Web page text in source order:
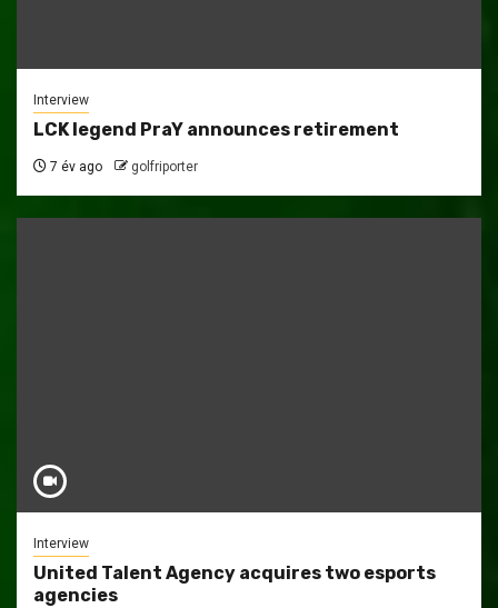
Interview
LCK legend PraY announces retirement
7 év ago golfriporter
Interview
United Talent Agency acquires two esports
agencies